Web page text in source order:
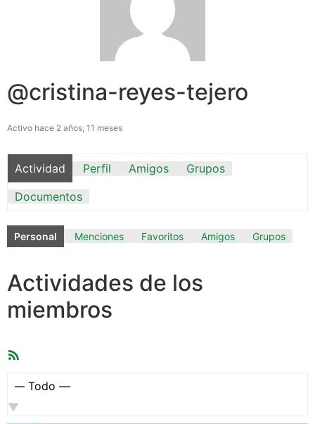
@cristina-reyes-tejero
Activo hace 2 años, 11 meses
Actividad Perfil Amigos
Grupos
Documentos
Personal Menciones Favoritos Amigos Grupos
Actividades de los
miembros
Mostrar: